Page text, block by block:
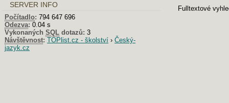
Fulltextové
SERVER INFO
Počítadlo: 794 647 696
Odezva: 0.04 s
Vykonaných SQL dotazů: 3
Návštěvnost: TOPlist.cz - školství › Český-
jazyk.cz